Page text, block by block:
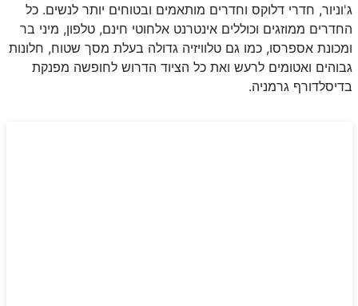
ג'וניור, חדרי דלוקס וחדרים מותאמים ובטוחים יותר לנשים. כל
החדרים ממוזגים וכוללים אינטרנט אלחוטי חינם, טלפון, מיני בר
ומכונת אספרסו, כמו גם טלוויזיה גדולה בעלת מסך שטוח, חלונות
גבוהים ואטומים לרעש ואת כל הציוד הדרוש לחופשה מפנקת
בדיסלדורף גרמניה.